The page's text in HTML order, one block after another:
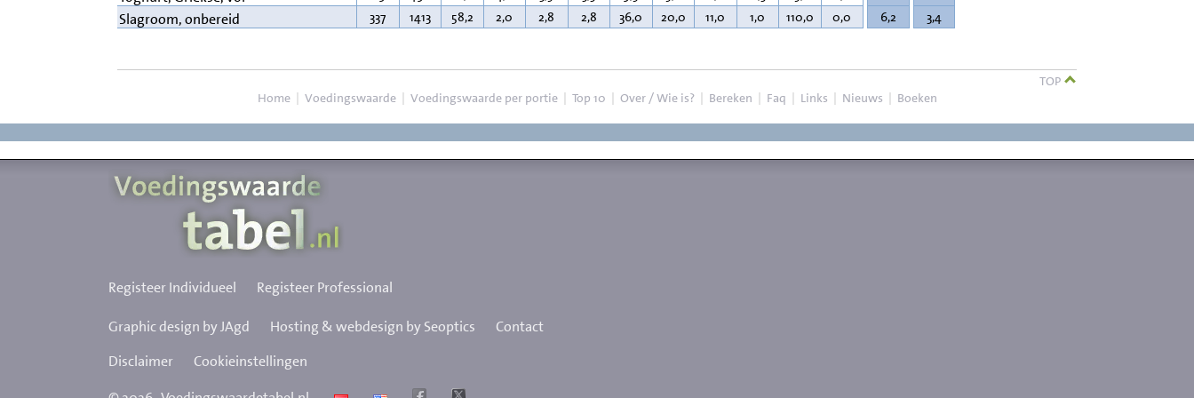
Slagroom, onbereid 337 1413 58,2 2,0 2,8 2,8 36,0 20,0 11,0 1,0 110,0 0,0 6,2 3,4
TOP
Home | Voedingswaarde | Voedingswaarde per portie | Top 10 | Over / Wie is? | Bereken | Faq | Links | Nieuws | Boeken
Registeer Individueel Registeer Professional
Graphic design by JAgd Hosting & webdesign by Seoptics
Contact
Disclaimer
Cookieinstellingen